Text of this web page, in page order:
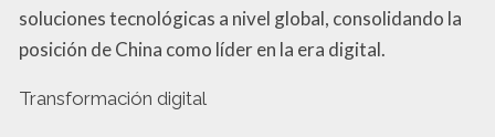
soluciones tecnológicas a nivel global, consolidando la
posición de China como líder en la era digital.
Transformación digital